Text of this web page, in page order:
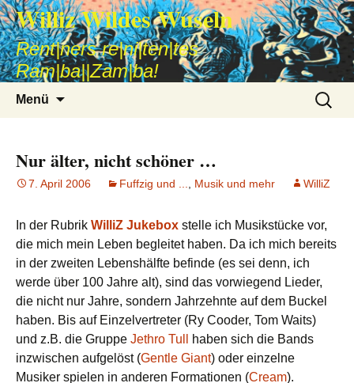
Williz Wildes Wuseln
Rent|ners re|ni|ten|tes
Ram|ba||Zam|ba!
Menü
Suche
nach:
Nur älter, nicht schöner …
7. April 2006 Fuffzig und ... Musik und mehr WilliZ
In der Rubrik WilliZ Jukebox stelle ich Musikstücke vor,
die mich mein Leben begleitet haben. Da ich mich bereits
in der zweiten Lebenshälfte befinde (es sei denn, ich
werde über 100 Jahre alt), sind das vorwiegend Lieder,
die nicht nur Jahre, sondern Jahrzehnte auf dem Buckel
haben. Bis auf Einzelvertreter (Ry Cooder, Tom Waits)
und z.B. die Gruppe Jethro Tull
haben sich die Bands
inzwischen aufgelöst (Gentle Giant) oder einzelne
Musiker spielen in anderen Formationen (Cream).